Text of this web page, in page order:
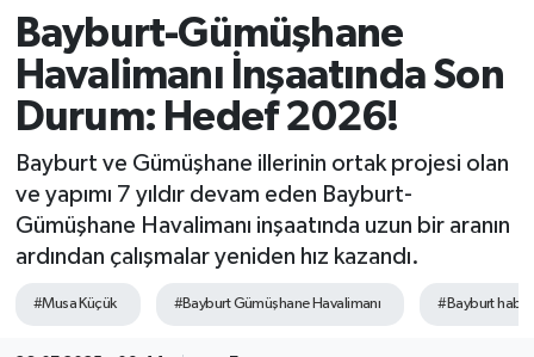
Bayburt-Gümüşhane
Havalimanı İnşaatında Son
Durum: Hedef 2026!
Bayburt ve Gümüşhane illerinin ortak projesi olan
ve yapımı 7 yıldır devam eden Bayburt-
Gümüşhane Havalimanı inşaatında uzun bir aranın
ardından çalışmalar yeniden hız kazandı.
#Musa Küçük #Bayburt Gümüşhane Havalimanı #Bayburt
Süper Lig Puan Durumu ve Fikstür
Tüm Manşetler
Son Dakika Haberleri
Haber Arşivi